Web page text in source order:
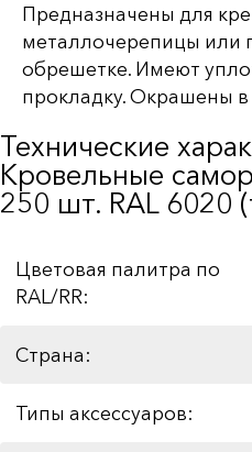
Предназначены для
металлочерепицы или
обрешетке. Имеют
прокладку. Окрашены в
Технические
Кровельные
250 шт. RAL 6020
Цветовая палитра по
RAL/RR:
Страна:
Типы аксессуаров: